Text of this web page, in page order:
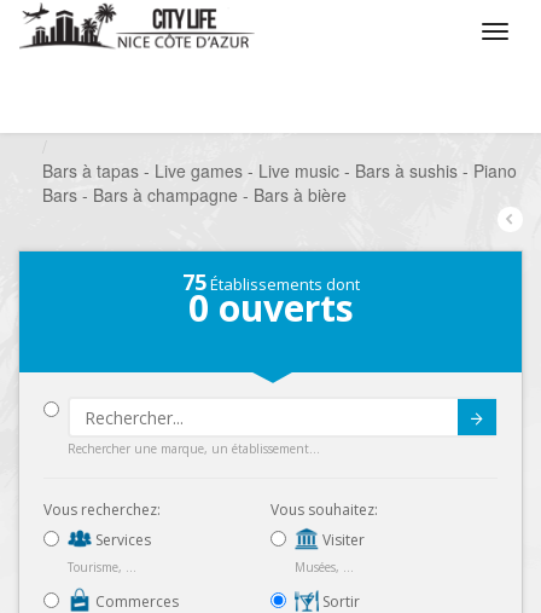
Bars à tapas - Live games - Live music - Bars à sushis - Piano
Bars - Bars à champagne - Bars à bière
75Établissements dont
0 ouverts
Rechercher une marque, un établissement...
Vous recherchez:
Services
Tourisme, ...
Commerces
Vous souhaitez:
Visiter
Musées, ...
Sortir